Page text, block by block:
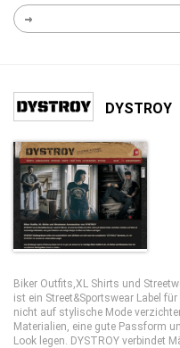
DYSTROY
Biker Outfits,XL Shirts und
ist ein Street&Sportswear Label
nicht auf stylische Mode
Materialien, eine gute Passform
Look legen. DYSTROY verbindet